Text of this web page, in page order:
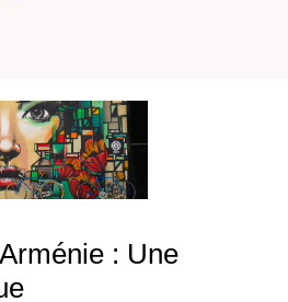
: Une